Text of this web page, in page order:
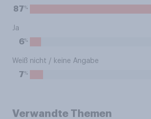
87%
Ja
6%
Weiß nicht / keine Angabe
7%
Verwandte Themen